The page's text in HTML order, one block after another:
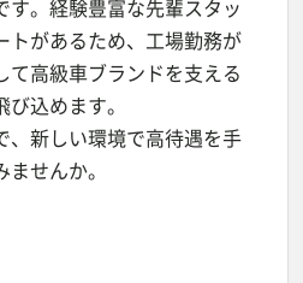
す。経験豊富な先輩スタッ
トがあるため、工場勤務が
て高級車ブランドを支える
込めます。
、新しい環境で高待遇を手
せんか。